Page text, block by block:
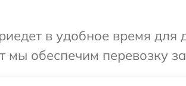
в удобное время для
мы обеспечим перевозку